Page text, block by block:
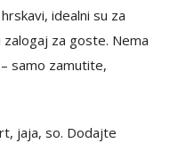
idealni su za
zalogaj za goste. Nema
samo zamutite,
jaja, so. Dodajte